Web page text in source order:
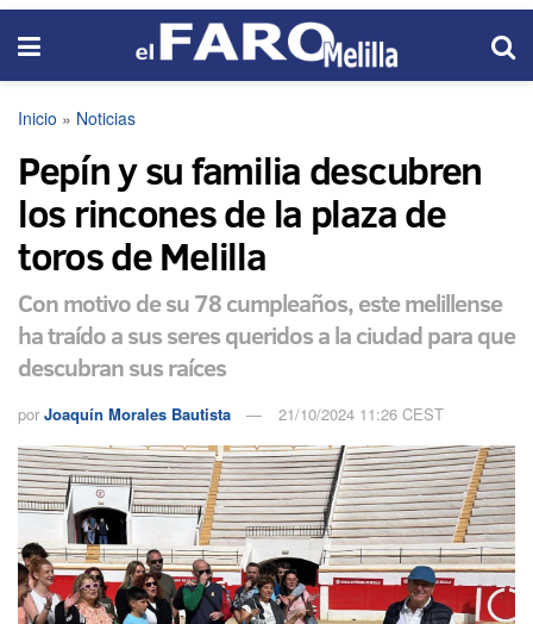
Inicio » Noticias
Pepín y su familia descubren
los rincones de la plaza de
toros de Melilla
Con motivo de su 78 cumpleaños, este melillense
ha traído a sus seres queridos a la ciudad para que
descubran sus raíces
por Joaquín Morales Bautista 21/10/2024 11:26 CEST